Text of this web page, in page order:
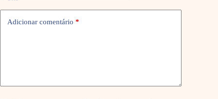
Adicionar comentário *